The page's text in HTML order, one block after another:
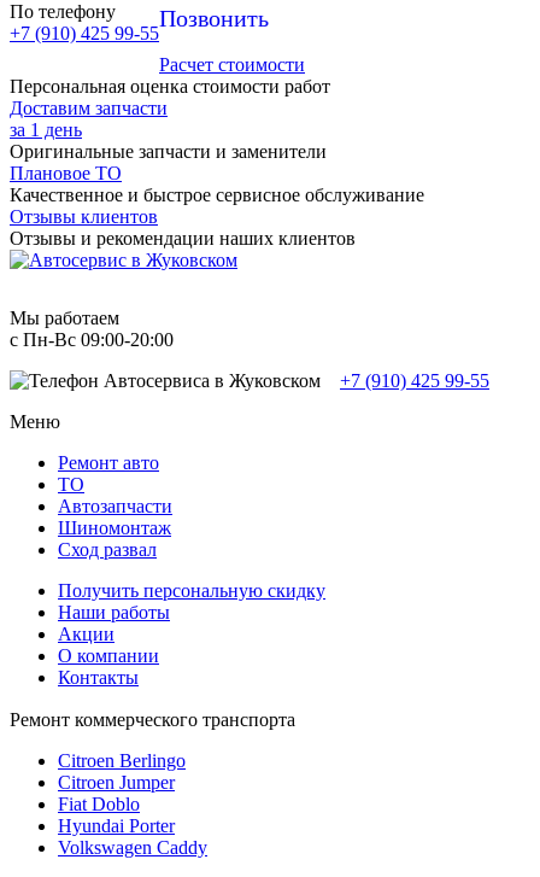
По телефону
+7 (910) 425 99-55
Позвонить
Расчет стоимости
Персональная оценка стоимости работ
Доставим запчасти
за 1 день
Оригинальные запчасти и заменители
Плановое ТО
Качественное и быстрое сервисное обслуживание
Отзывы клиентов
Отзывы и рекомендации наших клиентов
Мы работаем
с Пн-Вc 09:00-20:00
+7 (910) 425 99-55
Меню
Ремонт авто
TO
Автозапчасти
Шиномонтаж
Сход развал
Получить персональную скидку
Наши работы
Акции
О компании
Контакты
Ремонт коммерческого транспорта
Citroen Berlingo
Citroen Jumper
Fiat Doblo
Hyundai Porter
Volkswagen Caddy